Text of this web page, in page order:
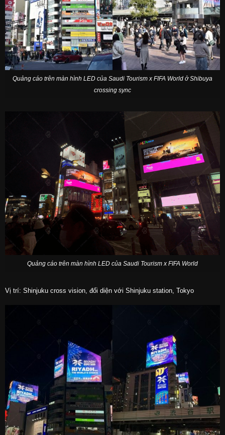
Quảng cáo trên màn hình LED của Saudi Tourism x FIFA World ở Shibuya
crossing sync
Quảng cáo trên màn hình LED của Saudi Tourism x FIFA World
Vị trí: Shinjuku cross vision, đối diện với Shinjuku station, Tokyo